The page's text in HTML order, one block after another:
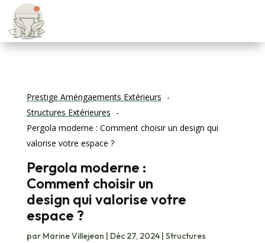
Prestige Améngaements Extérieurs
Structures Extérieures
Pergola moderne : Comment choisir un design qui
valorise votre espace ?
Pergola moderne :
Comment choisir un
design qui valorise votre
espace ?
par Marine Villejean | Déc 27, 2024| Structures